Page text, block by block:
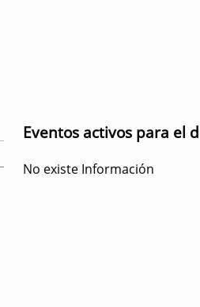
Eventos activos para el
No existe Información